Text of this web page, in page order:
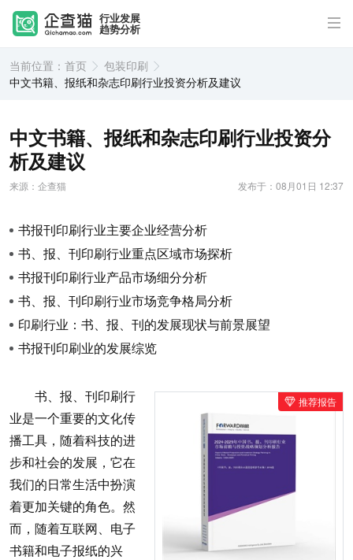
行业发展
趋势分析
当前位置： 首页
包装印刷
中文书籍、报纸和杂志印刷行业投资分析及建议
中文书籍、报纸和杂志印刷行业投资分
析及建议
来源：企查猫 发布于：08月01日 12:37
书报刊印刷行业主要企业经营分析
书、报、刊印刷行业重点区域市场探析
书报刊印刷行业产品市场细分分析
书、报、刊印刷行业市场竞争格局分析
印刷行业：书、报、刊的发展现状与前景展望
书报刊印刷业的发展综览
推荐报告
书、报、刊印刷行
业是一个重要的文化传
播工具，随着科技的进
步和社会的发展，它在
我们的日常生活中扮演
着更加关键的角色。然
而，随着互联网、电子
书籍和电子报纸的兴